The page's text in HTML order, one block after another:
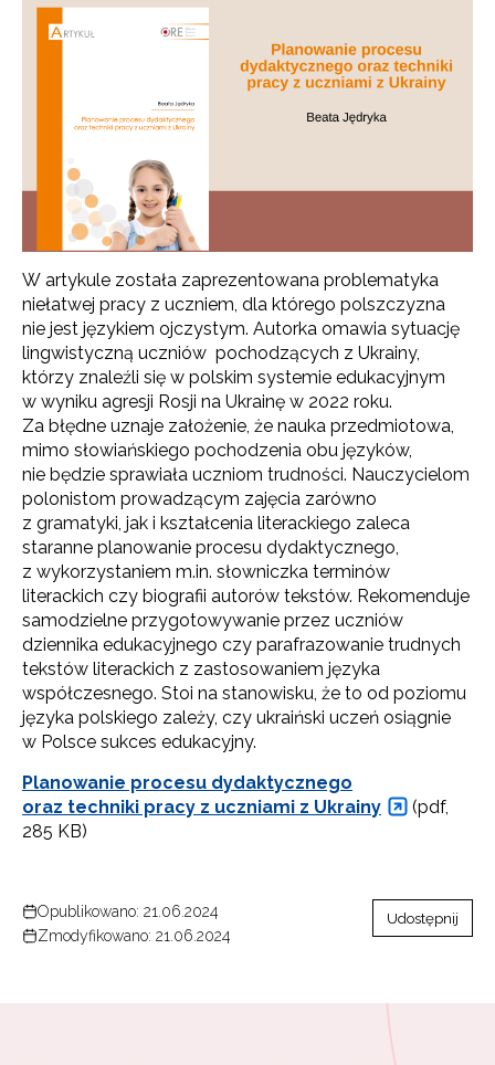
W artykule została zaprezentowana problematyka
niełatwej pracy z uczniem, dla którego polszczyzna
nie jest językiem ojczystym. Autorka omawia sytuację
lingwistyczną uczniów pochodzących z Ukrainy,
którzy znaleźli się w polskim systemie edukacyjnym
w wyniku agresji Rosji na Ukrainę w 2022 roku.
Za błędne uznaje założenie, że nauka przedmiotowa,
mimo słowiańskiego pochodzenia obu języków,
nie będzie sprawiała uczniom trudności. Nauczycielom
polonistom prowadzącym zajęcia zarówno
z gramatyki, jak i kształcenia literackiego zaleca
staranne planowanie procesu dydaktycznego,
z wykorzystaniem m.in. słowniczka terminów
literackich czy biografii autorów tekstów. Rekomenduje
samodzielne przygotowywanie przez uczniów
dziennika edukacyjnego czy parafrazowanie trudnych
tekstów literackich z zastosowaniem języka
współczesnego. Stoi na stanowisku, że to od poziomu
języka polskiego zależy, czy ukraiński uczeń osiągnie
w Polsce sukces edukacyjny.
Planowanie procesu dydaktycznego
oraz techniki pracy z uczniami z Ukrainy
(pdf,
285 KB)
Opublikowano: 21.06.2024
Zmodyfikowano: 21.06.2024
Udostępnij